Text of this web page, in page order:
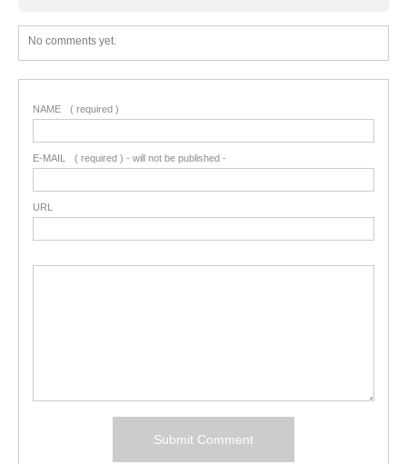
No comments yet.
NAME ( required )
E-MAIL ( required ) - will not be published -
URL